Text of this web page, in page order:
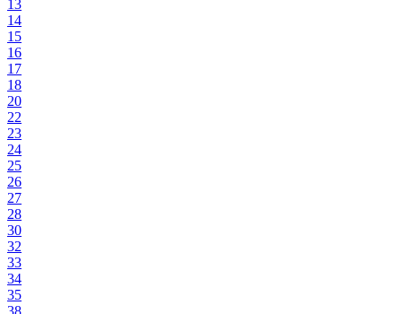
13
14
15
16
17
18
20
22
23
24
25
26
27
28
30
32
33
34
35
38